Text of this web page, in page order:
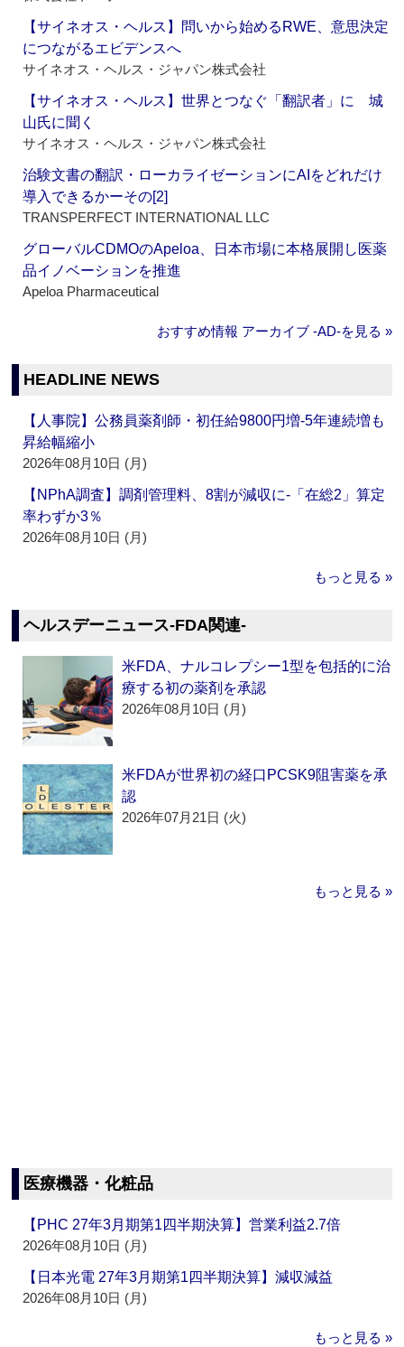
【サイネオス・ヘルス】問いから始めるRWE、意思決定
につながるエビデンスへ
サイネオス・ヘルス・ジャパン株式会社
【サイネオス・ヘルス】世界とつなぐ「翻訳者」に 城
山氏に聞く
サイネオス・ヘルス・ジャパン株式会社
治験文書の翻訳・ローカライゼーションにAIをどれだけ
導入できるかーその[2]
TRANSPERFECT INTERNATIONAL LLC
グローバルCDMOのApeloa、日本市場に本格展開し医薬
品イノベーションを推進
Apeloa Pharmaceutical
おすすめ情報 アーカイブ ‐AD‐を見る »
HEADLINE NEWS
【人事院】公務員薬剤師・初任給9800円増‐5年連続増も
昇給幅縮小
2026年08月10日 (月)
【NPhA調査】調剤管理料、8割が減収に‐「在総2」算定
率わずか3％
2026年08月10日 (月)
もっと見る »
ヘルスデーニュース‐FDA関連‐
米FDA、ナルコレプシー1型を包括的に治
療する初の薬剤を承認
2026年08月10日 (月)
米FDAが世界初の経口PCSK9阻害薬を承
認
2026年07月21日 (火)
もっと見る »
医療機器・化粧品
【PHC 27年3月期第1四半期決算】営業利益2.7倍
2026年08月10日 (月)
【日本光電 27年3月期第1四半期決算】減収減益
2026年08月10日 (月)
もっと見る »